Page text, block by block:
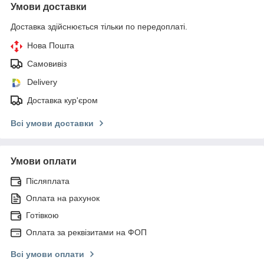
Умови доставки
Доставка здійснюється тільки по передоплаті.
Нова Пошта
Самовивіз
Delivery
Доставка кур'єром
Всі умови доставки
Умови оплати
Післяплата
Оплата на рахунок
Готівкою
Оплата за реквізитами на ФОП
Всі умови оплати